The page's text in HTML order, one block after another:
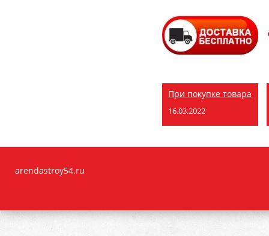
При покупке товара
16.03.2022
arendastroy54.ru